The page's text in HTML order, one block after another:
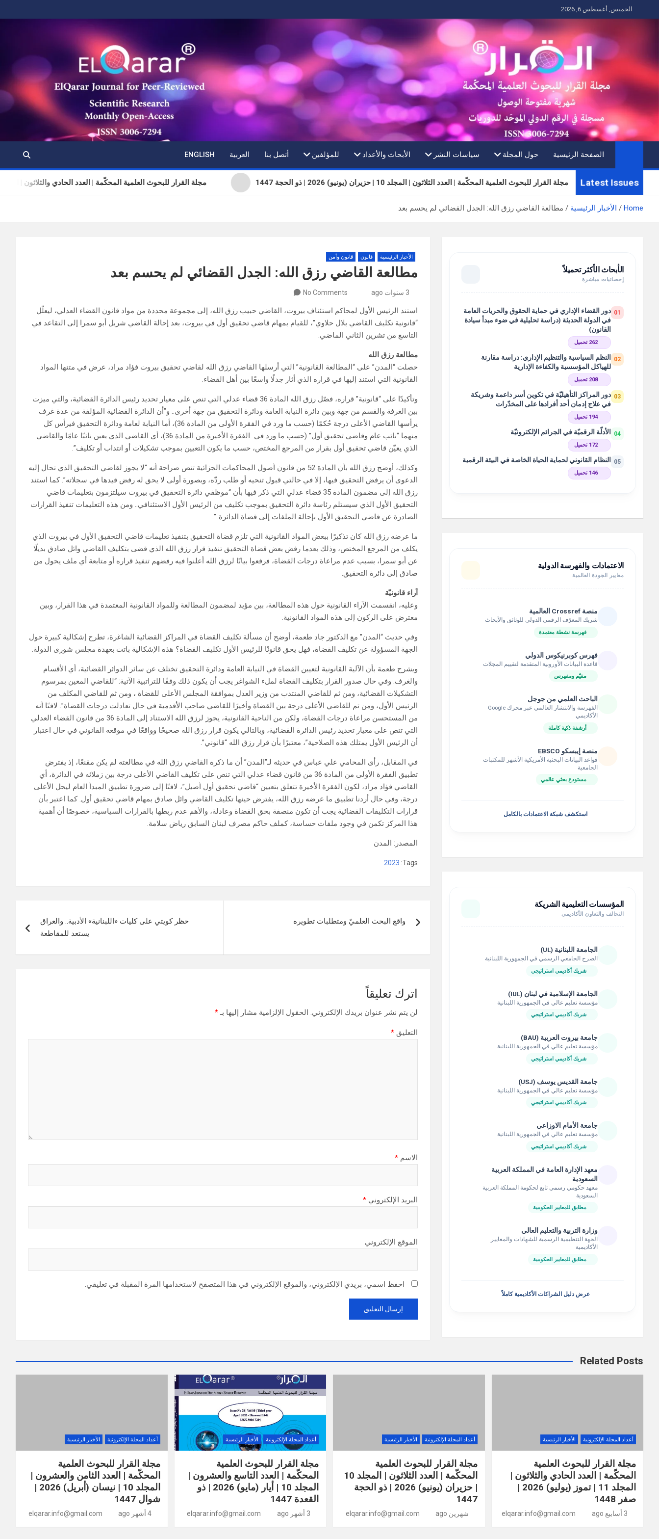
to
الخميس, أغسطس 6, 2026
الصفحة الرئيسية حول المجلة سياسات النشر الأبحاث والأعداد للمؤلفين أتصل بنا العربية ENGLISH
Latest Issues مجلة القرار للبحوث العلمية المحكّمة | العدد الحادي والثلاثون | المجلد 11 | تموز مجلة القرار للبحوث العلمية المحكّمة | العدد الثلاثون | المجلد 10 | حزيران (يونيو) 2026 | ذو الحجة 1447
Home الأخبار الرئيسية مطالعة القاضي رزق الله: الجدل القضائي لم يحسم بعد
الأخبار الرئيسية قانون قانون وأمن
مطالعة القاضي رزق الله: الجدل القضائي لم يحسم بعد
3 سنوات ago No Comments
استند الرئيس الأول لمحاكم استئناف بيروت، القاضي حبيب رزق الله، إلى مجموعة محددة من مواد قانون القضاء العدلي، ليعلّل
“قانونية تكليف القاضي بلال حلاوي”، للقيام بمهام قاضي تحقيق أول في بيروت، بعد إحالة القاضي شربل أبو سمرا إلى التقاعد في
التاسع من تشرين الثاني الماضي.
مطالعة رزق الله
حصلت “المدن” على “المطالعة القانونية” التي أرسلها القاضي رزق الله لقاضي تحقيق بيروت فؤاد مراد، عرض في متنها المواد
القانونية التي استند إليها في قراره الذي أثار جدلًا واسعًا بين أهل القضاء.
وتأكيدًا على “قانونية” قراره، فصّل رزق الله المادة 36 قضاء عدلي التي تنص على معيار تحديد رئيس الدائرة القضائية، والتي ميزت
بين الغرفة والقسم من جهة وبين دائرة النيابة العامة ودائرة التحقيق من جهة أخرى.. و”أن الدائرة القضائية المؤلفة من عدة غرف
يرأسها القاضي الأعلى درجة حُكمًا (حسب ما ورد في الفقرة الأولى من المادة 36)، أما النيابة لعامة ودائرة التحقيق فيرأس كل
منهما “نائب عام وقاضي تحقيق أول” (حسب ما ورد في الفقرة الأخيرة من المادة 36)، أي القاضي الذي يعين نائبًا عامًا والقاضي
الذي يعيّن قاضي تحقيق أول بقرار من المرجع المختص، حسب ما يكون التعيين بموجب تشكيلات أو انتداب أو تكليف”.
وكذلك، أوضح رزق الله بأن المادة 52 من قانون أصول المحاكمات الجزائية تنص صراحة أنه “لا يجوز لقاضي التحقيق الذي تحال إليه
الدعوى أن يرفض التحقيق فيها، إلا في حالتي قبول تنحيه أو طلب ردّه، وبصورة أولى لا يحق له رفض قيدها في سجلاته”. كما استند
رزق الله إلى مضمون المادة 35 قضاء عدلي التي ذكر فيها بأن “موظفي دائرة التحقيق في بيروت سيلتزمون بتعليمات قاضي
التحقيق الأول الذي سيستلم رئاسة دائرة التحقيق بموجب تكليف من الرئيس الأول الاستئنافي.. ومن هذه التعليمات تنفيذ القرارات
الصادرة عن قاضي التحقيق الأول بإحالة الملفات إلى قضاة الدائرة..”.
ما عرضه رزق الله كان تذكيرًا ببعض المواد القانونية التي تلزم قضاة التحقيق بتنفيذ تعليمات قاضي التحقيق الأول في بيروت الذي
يكلف من المرجع المختص، وذلك بعدما رفض بعض قضاة التحقيق تنفيذ قرار رزق الله الذي قضى بتكليف القاضي وائل صادق بديلًا
عن أبو سمرا، بسبب عدم مراعاة درجات القضاة، فرفعوا بيانًا لرزق الله أعلنوا فيه رفضهم تنفيذ قراره أو متابعة أي ملف يحول من
صادق إلى دائرة التحقيق.
آراء قانونيّة
وعليه، انقسمت الآراء القانونية حول هذه المطالعة، بين مؤيد لمضمون المطالعة وللمواد القانونية المعتمدة في هذا القرار، وبين
معترض على الركون إلى هذه المواد القانونية.
وفي حديث “المدن” مع الدكتور جاد طعمة، أوضح أن مسألة تكليف القضاة في المراكز القضائية الشاغرة، تطرح إشكالية كبيرة حول
الجهة المسؤولة عن تكليف القضاة، فهل يحق قانونًا للرئيس الأول تكليف القضاة؟ هذه الإشكالية باتت بعهدة مجلس شورى الدولة.
ويشرح طعمة بأن الآلية القانونية لتعيين القضاة في النيابة العامة ودائرة التحقيق تختلف عن سائر الدوائر القضائية، أي الأقسام
والغرف. وفي حال صدور القرار بتكليف القضاة لملء الشواغر يجب أن يكون ذلك وفقًا للتراتبية الآتية: “للقاضي المعين بمرسوم
التشكيلات القضائية، ومن ثم للقاضي المنتدب من وزير العدل بموافقة المجلس الأعلى للقضاة ، ومن ثم للقاضي المكلف من
الرئيس الأول، ومن ثم للقاضي الأعلى درجة بين القضاة وأخيرًا للقاضي صاحب الأقدمية في حال تعادلت درجات القضاة”. لافتًا أنه
من المستحسن مراعاة درجات القضاة، ولكن من الناحية القانونية، يجوز لرزق الله الاستناد إلى المادة 36 من قانون القضاء العدلي
التي تنص على معيار تحديد رئيس الدائرة القضائية، وبالتالي يكون قرار رزق الله صحيحًا وواقعًا في موقعه القانوني في حال اعتبار
أن الرئيس الأول يمتلك هذه الصلاحية”، معتبرًا بأن قرار رزق الله “قانوني”.
في المقابل، رأى المحامي علي عباس في حديثه لـ”المدن” أن ما ذكره القاضي رزق الله في مطالعته لم يكن مقنعًا، إذ يفترض
تطبيق الفقرة الأولى من المادة 36 من قانون قضاء عدلي التي تنص على تكليف القاضي الأعلى درجة بين زملائه في الدائرة، أي
القاضي فؤاد مراد، لكون الفقرة الأخيرة تتعلق بتعيين “قاضي تحقيق أول أصيل”، لافتًا إلى ضرورة تطبيق المبدأ العام ليحل الأعلى
درجة، وفي حال أردنا تطبيق ما عرضه رزق الله، يفترض حينها تكليف القاضي وائل صادق بمهام قاضي تحقيق أول. كما اعتبر بأن
قرارات التكليفات القضائية يجب أن تكون منصفة بحق القضاة وعادلة، والأهم عدم ربطها بالقرارات السياسية، خصوصًا أن أهمية
هذا المركز تكمن في وجود ملفات حساسة، كملف حاكم مصرف لبنان السابق رياض سلامة.
المصدر: المدن
Tags:
2023
المقالات
واقع البحث العلميّ ومتطلبات تطويره
حظر كويتي على كليات «اللبنانية» الأدبية.. والعراق
يستعد للمقاطعة
اترك تعليقاً
لن يتم نشر عنوان بريدك الإلكتروني. الحقول الإلزامية مشار إليها بـ*
التعليق *
الاسم *
البريد الإلكتروني *
الموقع الإلكتروني
احفظ اسمي، بريدي الإلكتروني، والموقع الإلكتروني في هذا المتصفح لاستخدامها المرة المقبلة في تعليقي.
الأبحاث الأكثر تحميلاً
إحصائيات مباشرة
01 دور القضاء الإداري في حماية الحقوق والحريات العامة
في الدولة الحديثة (دراسة تحليلية في ضوء مبدأ سيادة
القانون)
262 تحميل
02
النظم السياسية والتنظيم الإداري: دراسة مقارنة
للهياكل المؤسسية والكفاءة الإدارية
208 تحميل
03 دور المراكز التأهيليّة في تكوين أسر داعمة وشريكة
في علاج إدمان أحد أفرادها على المخدّرات
194 تحميل
04 الأدلّة الرقميّة في الجرائم الإلكترونيّة
172 تحميل
05 النظام القانوني لحماية الحياة الخاصة في البيئة الرقمية
146 تحميل
الاعتمادات والفهرسة الدولية
معايير الجودة العالمية
منصة Crossref العالمية
شريك المعرّف الرقمي الدولي للوثائق والأبحاث
فهرسة نشطة معتمدة
فهرس كوبرنيكوس الدولي
قاعدة البيانات الأوروبية المتقدمة لتقييم المجلات
مقيّم ومفهرس
الباحث العلمي من جوجل
الفهرسة والانتشار العالمي عبر محرك Google
الأكاديمي
أرشفة ذكية كاملة
منصة إيبسكو EBSCO
قواعد البيانات البحثية الأمريكية الأشهر للمكتبات
الجامعية
مستودع بحثي عالمي
استكشف شبكة الاعتمادات بالكامل
المؤسسات التعليمية الشريكة
التحالف والتعاون الأكاديمي
الجامعة اللبنانية (UL)
الصرح الجامعي الرسمي في الجمهورية اللبنانية
شريك أكاديمي استراتيجي
الجامعة الإسلامية في لبنان (IUL)
مؤسسة تعليم عالي في الجمهورية اللبنانية
شريك أكاديمي استراتيجي
جامعة بيروت العربية (BAU)
مؤسسة تعليم عالي في الجمهورية اللبنانية
شريك أكاديمي استراتيجي
جامعة القديس يوسف (USJ)
مؤسسة تعليم عالي في الجمهورية اللبنانية
شريك أكاديمي استراتيجي
جامعة الأمام الاوزاعي
مؤسسة تعليم عالي في الجمهورية اللبنانية
شريك أكاديمي استراتيجي
معهد الإدارة العامة في المملكة العربية
السعودية
معهد حكومي رسمي تابع لحكومة المملكة العربية
السعودية
مطابق للمعايير الحكومية
وزارة التربية والتعليم العالي
الجهة التنظيمية الرسمية للشهادات والمعايير
الأكاديمية
مطابق للمعايير الحكومية
عرض دليل الشراكات الأكاديمية كاملاً
Related Posts
أعداد المجلة الإلكترونية الأخبار الرئيسية
مجلة القرار للبحوث العلمية
المحكّمة | العدد الحادي والثلاثون |
المجلد 11 | تموز (يوليو) 2026 |
صفر 1448
3 أسابيع ago elqarar.info@gmail.com
أعداد المجلة الإلكترونية الأخبار الرئيسية
مجلة القرار للبحوث العلمية
المحكّمة | العدد الثلاثون | المجلد 10
| حزيران (يونيو) 2026 | ذو الحجة
1447
شهرين ago elqarar.info@gmail.com
أعداد المجلة الإلكترونية الأخبار الرئيسية
مجلة القرار للبحوث العلمية
المحكّمة | العدد التاسع والعشرون |
المجلد 10 | أيار (مايو) 2026 | ذو
القعدة 1447
3 أشهر ago elqarar.info@gmail.com
أعداد المجلة الإلكترونية الأخبار الرئيسية
مجلة القرار للبحوث العلمية
المحكّمة | العدد الثامن والعشرون |
المجلد 10 | نيسان (أبريل) 2026 |
شوال 1447
4 أشهر ago elqarar.info@gmail.com